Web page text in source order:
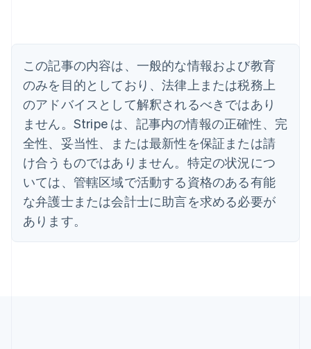
この記事の内容は、一般的な情報および教育
のみを目的としており、法律上または税務上
のアドバイスとして解釈されるべきではあり
ません。Stripe は、記事内の情報の正確性、完
全性、妥当性、または最新性を保証または請
け合うものではありません。特定の状況につ
いては、管轄区域で活動する資格のある有能
な弁護士または会計士に助言を求める必要が
あります。
English
イギリス
English
イタリア
ItalianoEnglish
インド
English
エストニア
English
オーストラリア
English
オーストリア
オランダ
NederlandsEnglish